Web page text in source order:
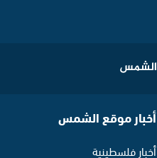
أخبار موقع الشمس
أخبار فلسطينية